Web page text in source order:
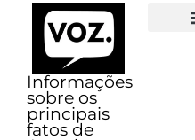
Informações
sobre os
principais
fatos de